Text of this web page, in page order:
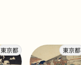
東京都 東京都